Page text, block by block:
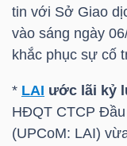
tin với Sở Giao
vào sáng ngày
khắc phục sự cố
* LAI ước lãi kỷ
HĐQT CTCP
(UPCoM: LAI)